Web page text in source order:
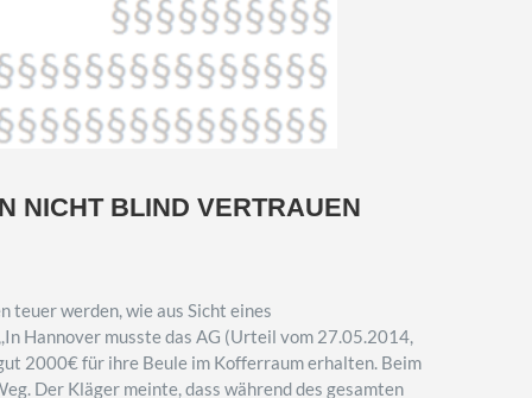
NICHT BLIND VERTRAUEN
teuer werden, wie aus Sicht eines
Hannover musste das AG (Urteil vom 27.05.2014,
2000€ für ihre Beule im Kofferraum erhalten. Beim
Der Kläger meinte, dass während des gesamten